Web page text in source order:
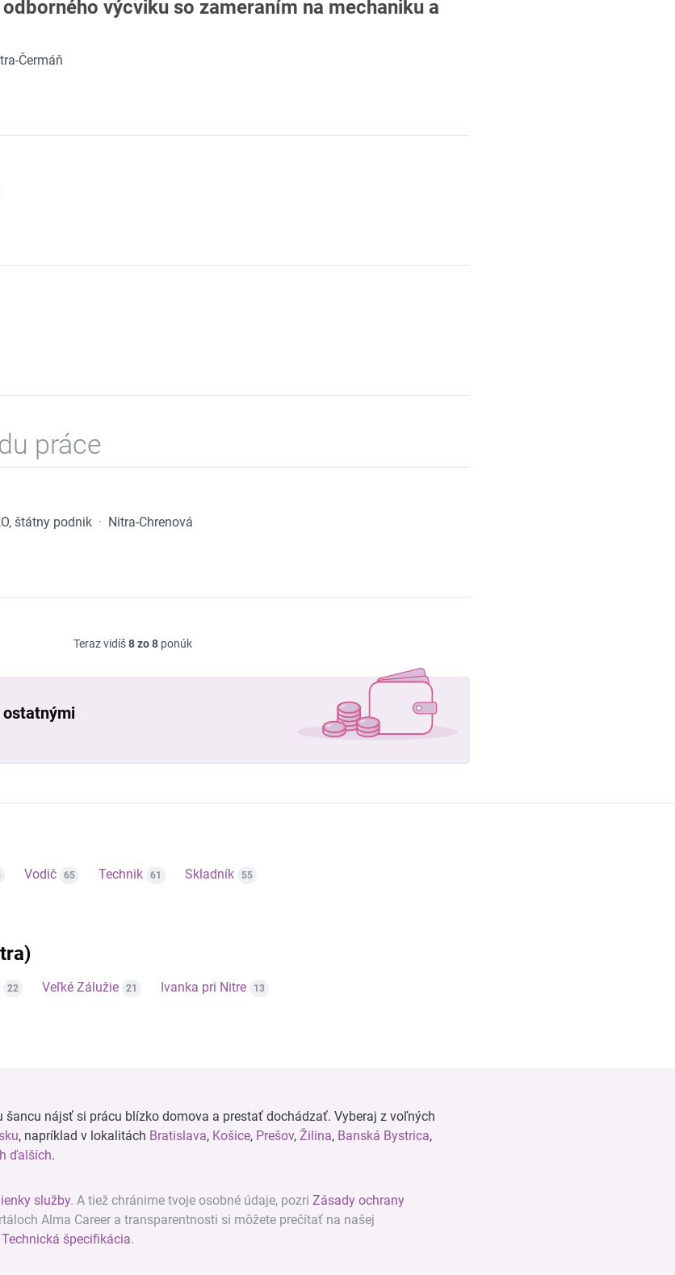
výcviku so zameraním na mechaniku a
Čermáň
práce
štátny podnik · Nitra-Chrenová
Teraz vidíš8 zo 8ponúk
ostatnými
Vodič 65 Technik 61 Skladník 55
22 Veľké Zálužie 21 Ivanka pri Nitre 13
šancu nájsť si prácu blízko domova a prestať dochádzať. Vyberaj z voľných
, napríklad v lokalitách Bratislava, Košice, Prešov, Žilina, Banská Bystrica,
ďalších.
služby. A tiež chránime tvoje osobné údaje, pozri Zásady ochrany
Alma Career a transparentnosti si môžete prečítať na našej
Technická špecifikácia.